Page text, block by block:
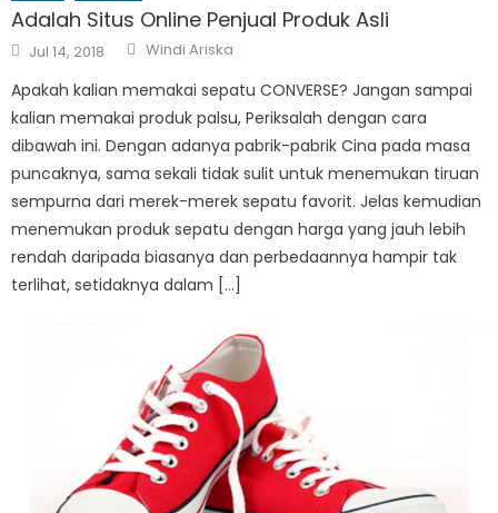
Adalah Situs Online Penjual Produk Asli
Posted
on
Jul 14, 2018 Author
Windi Ariska
Apakah kalian memakai sepatu CONVERSE? Jangan sampai
kalian memakai produk palsu, Periksalah dengan cara
dibawah ini. Dengan adanya pabrik-pabrik Cina pada masa
puncaknya, sama sekali tidak sulit untuk menemukan tiruan
sempurna dari merek-merek sepatu favorit. Jelas kemudian
menemukan produk sepatu dengan harga yang jauh lebih
rendah daripada biasanya dan perbedaannya hampir tak
terlihat, setidaknya dalam […]